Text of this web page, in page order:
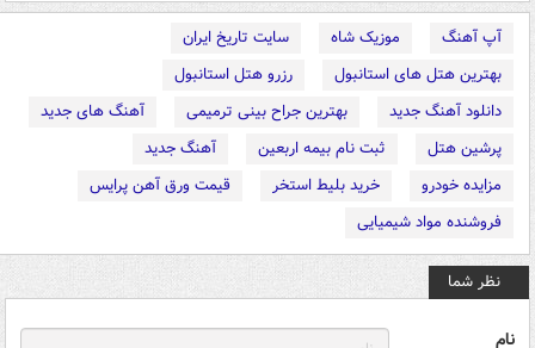
آپ آهنگ موزیک شاه
سایت تاریخ ایران
بهترین هتل های استانبول
رزرو هتل استانبول
دانلود آهنگ جدید
بهترین جراح بینی ترمیمی
آهنگ های جدید
پرشین هتل
ثبت نام بیمه اربعین
آهنگ جدید
مزایده خودرو
خرید بلیط استخر
قیمت ورق آهن پرایس
فروشنده مواد شیمیایی
نظر شما
نام